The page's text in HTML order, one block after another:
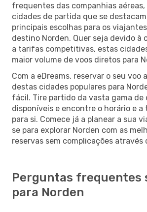
frequentes das companhias
cidades de partida que se
principais escolhas para os
destino Norden. Quer seja devido à
a tarifas competitivas, estas
maior volume de voos diretos para
Com a eDreams, reservar o seu voo
destas cidades populares para
fácil. Tire partido da vasta gama de
disponíveis e encontre o horário e
para si. Comece já a planear a sua
se para explorar Norden com as
reservas sem complicações através
Perguntas frequentes
para Norden